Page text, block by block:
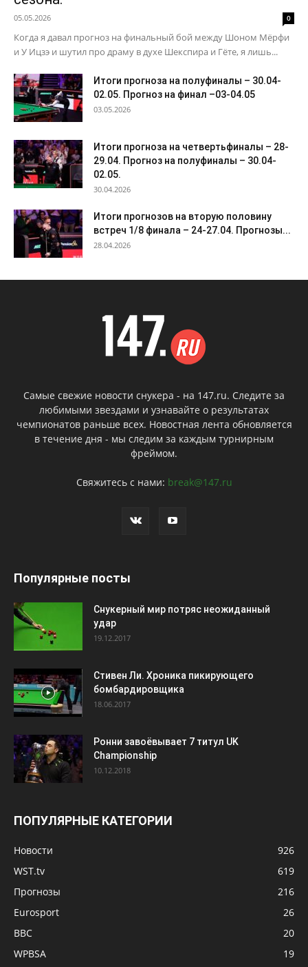
05.05.2026 0
Когда я давал прогноз на финальный бой между Шоном Мёрфи
и У Ицзэ и шутил про драму в духе Шекспира и Гёте, я лишь...
Итоги прогноза на полуфиналы – 30.04-
02.05. Прогноз на финал –03-04.05
03.05.2026
Итоги прогноза на четвертьфиналы – 28-
29.04. Прогноз на полуфиналы – 30.04-
02.05.
30.04.2026
Итоги прогнозов на вторую половину
встреч 1/8 финала – 24-27.04. Прогнозы...
28.04.2026
Самые свежие новости снукера - на 147.ru. Следите за
любимыми звездами и узнавайте о результатах
чемпионатов раньше всех. Новостная лента обновляется
в течение дня - мы следим за каждым турнирным
фреймом.
Свяжитесь с нами: break@147.ru
Популярные посты
Снукерный мир потряс неожиданный
удар
19.12.2017
Стивен Ли. Хроника пикирующего
бомбардировщика
18.06.2017
Ронни завоёвывает 7 титул UK
Championship
10.12.2018
ПОПУЛЯРНЫЕ КАТЕГОРИИ
Новости
926
WST.tv
619
Прогнозы
216
Eurosport
26
BBC
20
WPBSA
19